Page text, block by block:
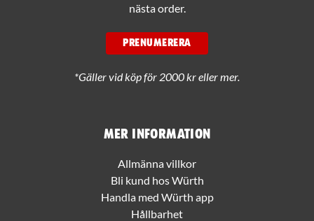
Mer information
Allmänna villkor
Bli kund hos Würth
Handla med Würth app
Hållbarhet
nästa order.
PRENUMERERA
*Gäller vid köp för 2000 kr eller mer.